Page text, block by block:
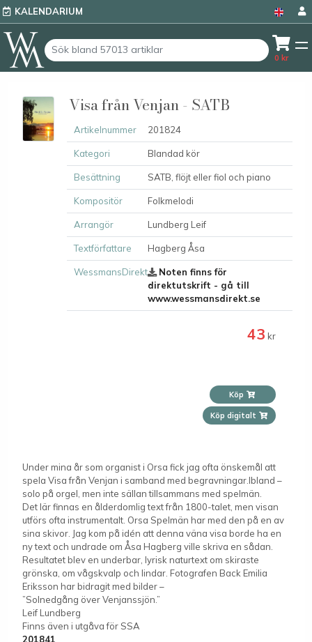
KALENDARIUM
0 kr
Visa från Venjan - SATB
Artikelnummer 201824
Kategori Blandad kör
Besättning SATB, flöjt eller fiol och piano
Kompositör Folkmelodi
Arrangör Lundberg Leif
Textförfattare Hagberg Åsa
WessmansDirekt
Noten finns för
direktutskrift - gå till
www.wessmansdirekt.se
43 kr
Köp
Köp digitalt
Under mina år som organist i Orsa fick jag ofta önskemål att
spela Visa från Venjan i samband med begravningar.Ibland –
solo på orgel, men inte sällan tillsammans med spelmän.
Det lär finnas en ålderdomlig text från 1800-talet, men visan
utförs ofta instrumentalt. Orsa Spelmän har med den på en av
sina skivor. Jag kom på idén att denna väna visa borde ha en
ny text och undrade om Åsa Hagberg ville skriva en sådan.
Resultatet blev en underbar, lyrisk naturtext om skiraste
grönska, om vågskvalp och lindar. Fotografen Back Emilia
Eriksson har bidragit med bilder –
”Solnedgång över Venjanssjön.”
Leif Lundberg
Finns även i utgåva för SSA
201841